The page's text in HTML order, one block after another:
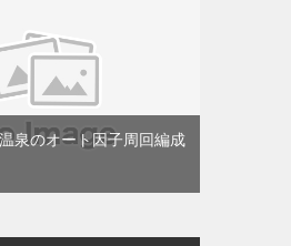
泉のオート因子周回編成